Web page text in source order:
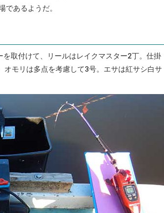
であるようだ。
取付けて、リールはレイクマスター2丁。仕掛
モリは多点を考慮して3号。エサは紅サシ白サ